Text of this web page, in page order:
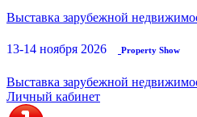
Выставка зарубежной
13-14 ноября 2026 Property Show
Выставка зарубежной
Личный кабинет